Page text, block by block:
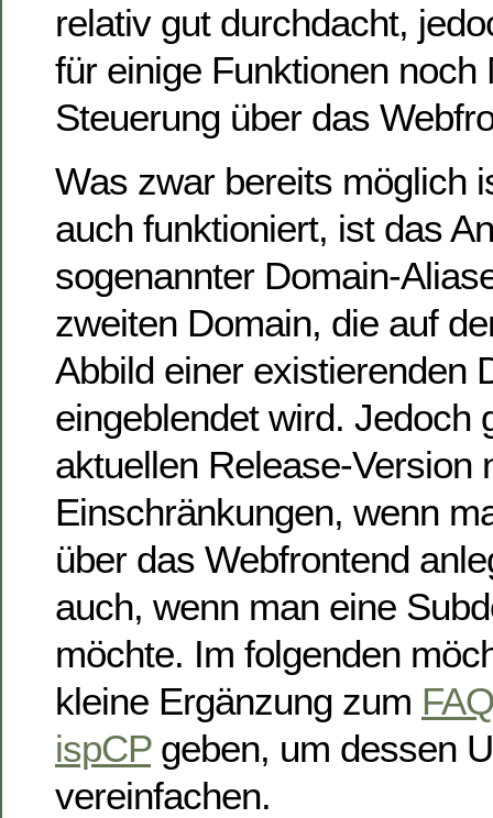
relativ gut durchdacht,
für einige Funktionen noch
Steuerung über das
Was zwar bereits möglich
auch funktioniert, ist das
sogenannter Domain-
zweiten Domain, die auf
Abbild einer existierenden
eingeblendet wird. Jedoch
aktuellen Release-Version
Einschränkungen, wenn
über das Webfrontend
auch, wenn man eine
möchte. Im folgenden
kleine Ergänzung zum
ispCPgeben, um dessen
vereinfachen.